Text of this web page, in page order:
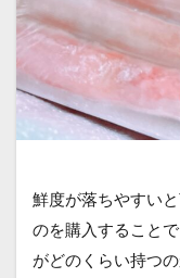
鮮度が落ちやすい
のを購入すること
がどのくらい持つ